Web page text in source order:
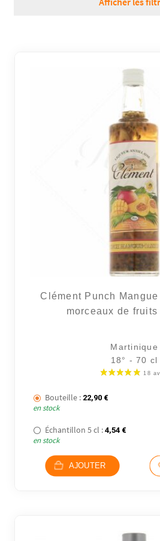
Clément Punch
morceaux de fruits
Martinique
18° - 70 cl
Bouteille : 22,90 €
en stock
Échantillon 5 cl : 4,54 €
en stock
AJOUTER